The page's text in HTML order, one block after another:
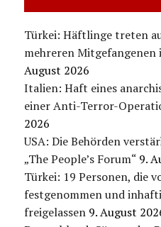
Türkei: Häftlinge treten
mehreren
August 2026
Italien: Haft eines
einer Anti-Terror-
2026
USA: Die Behörden
„The People’s Forum“ 9.
Türkei: 19 Personen, die
festgenommen und
freigelassen 9. August